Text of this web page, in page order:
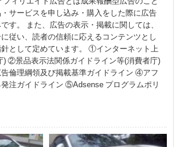
サービスを申し込み・購入をした際に広告
す。 また、広告の表示・掲載に関しては、
従い、読者の信頼に応えるコンテンツとし
として定めています。 ①インターネット上
) ②景品表示法関係ガイドライン等(消費者庁)
倫理綱領及び掲載基準ガイドライン ④アフ
発注ガイドライン ⑤Adsense プログラムポリ